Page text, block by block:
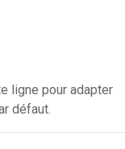
ligne pour adapter
défaut.